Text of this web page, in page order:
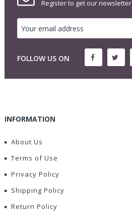
Register to get our newsletter
FOLLOW US ON
INFORMATION
About Us
Terms of Use
Privacy Policy
Shipping Policy
Return Policy